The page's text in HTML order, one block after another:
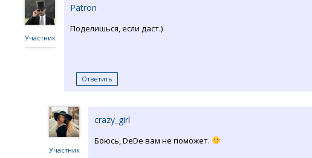
Участник
Patron
Поделишься, если даст.)
Ответить
Участник
crazy_girl
Боюсь, DeDe вам не поможет.